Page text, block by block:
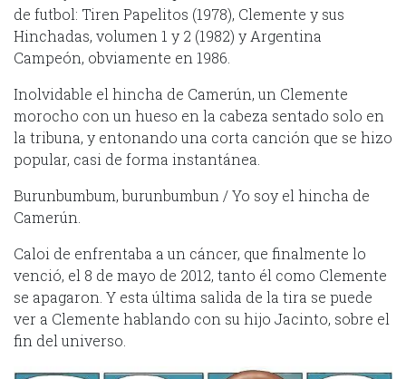
de futbol: Tiren Papelitos (1978), Clemente y sus
Hinchadas, volumen 1 y 2 (1982) y Argentina
Campeón, obviamente en 1986.
Inolvidable el hincha de Camerún, un Clemente
morocho con un hueso en la cabeza sentado solo en
la tribuna, y entonando una corta canción que se hizo
popular, casi de forma instantánea.
Burunbumbum, burunbumbun / Yo soy el hincha de
Camerún.
Caloi de enfrentaba a un cáncer, que finalmente lo
venció, el 8 de mayo de 2012, tanto él como Clemente
se apagaron. Y esta última salida de la tira se puede
ver a Clemente hablando con su hijo Jacinto, sobre el
fin del universo.